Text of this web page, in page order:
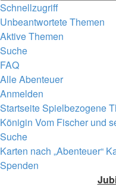
Schnellzugriff
Unbeantwortete Themen
Aktive Themen
Suche
FAQ
Alle Abenteuer
Anmelden
StartseiteSpielbezogene
Königin Vom Fischer und
Suche
Karten nach „Abenteuer“
Spenden